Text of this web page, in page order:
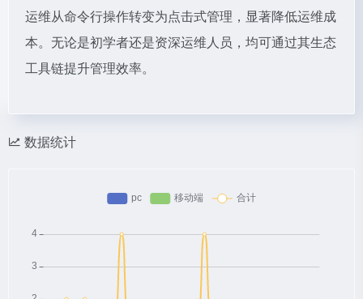
运维从命令行操作转变为点击式管理，显著降低运维成
本。无论是初学者还是资深运维人员，均可通过其生态
工具链提升管理效率。
数据统计